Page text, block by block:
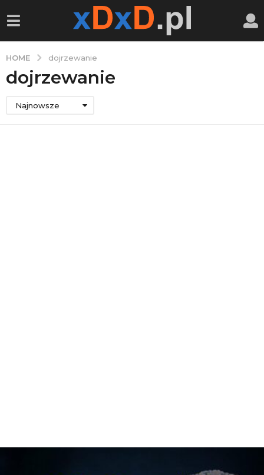
HOME dojrzewanie
dojrzewanie
Najnowsze